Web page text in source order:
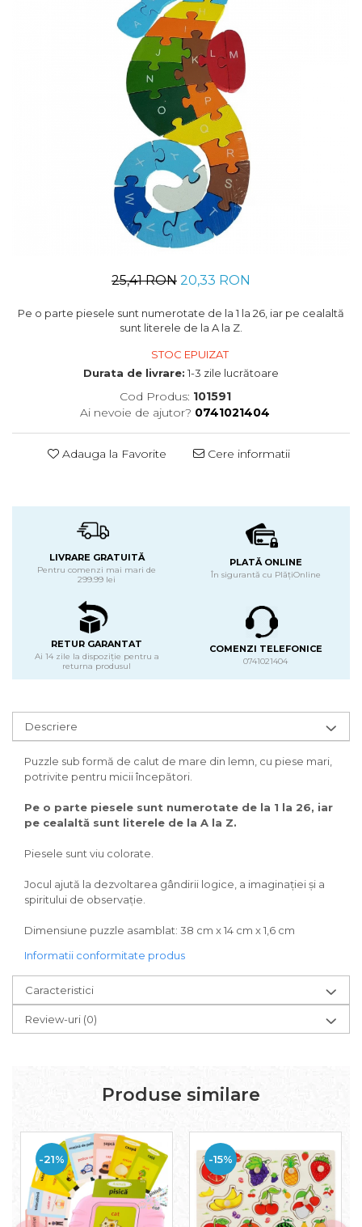
25,41 RON 20,33 RON
Pe o parte piesele sunt numerotate de la 1 la 26, iar pe cealaltă
sunt literele de la A la Z.
STOC EPUIZAT
Durata de livrare: 1-3 zile lucrătoare
Cod Produs: 101591
Ai nevoie de ajutor? 0741021404
Adauga la Favorite Cere informatii
LIVRARE GRATUITĂ
Pentru comenzi mai mari de
299.99 lei
PLATĂ ONLINE
În sigurantă cu PlățiOnline
RETUR GARANTAT
Ai 14 zile la dispoziție pentru a
returna produsul
COMENZI TELEFONICE
0741021404
Descriere
Puzzle sub formă de calut de mare din lemn, cu piese mari,
potrivite pentru micii începători.
Pe o parte piesele sunt numerotate de la 1 la 26, iar
pe cealaltă sunt literele de la A la Z.
Piesele sunt viu colorate.
Jocul ajută la dezvoltarea gândirii logice, a imaginației și a
spiritului de observație.
Dimensiune puzzle asamblat: 38 cm x 14 cm x 1,6 cm
Informatii conformitate produs
Caracteristici
Review-uri (0)
Produse similare
-21% -15%